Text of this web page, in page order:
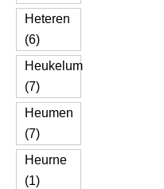
Heteren
(6)
Heukelum
(7)
Heumen
(7)
Heurne
(1)